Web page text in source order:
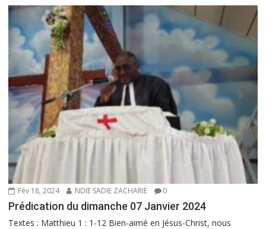
Fév 18, 2024 NDIE SADIE ZACHARIE 0
Prédication du dimanche 07 Janvier 2024
Textes : Matthieu 1 : 1-12 Bien-aimé en Jésus-Christ, nous